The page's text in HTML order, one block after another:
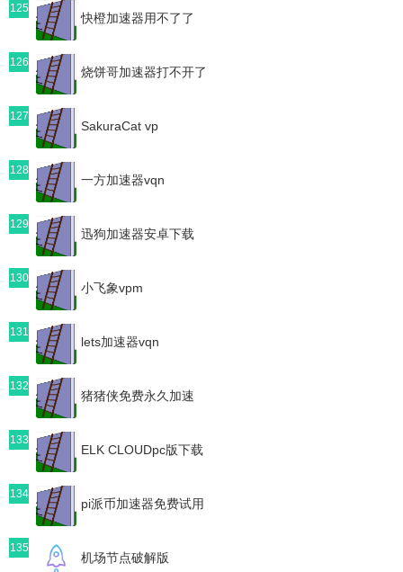
125
快橙加速器用不了了
126
烧饼哥加速器打不开了
127
SakuraCat vp
128
一方加速器vqn
129
迅狗加速器安卓下载
130
小飞象vpm
131
lets加速器vqn
132
猪猪侠免费永久加速
133
ELK CLOUDpc版下载
134
pi派币加速器免费试用
135
机场节点破解版